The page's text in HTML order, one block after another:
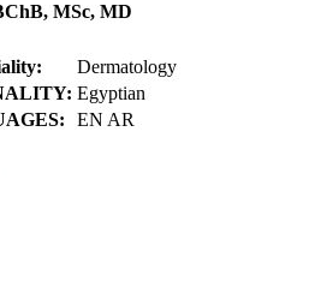
MSc, MD
Dermatology
Egyptian
EN AR